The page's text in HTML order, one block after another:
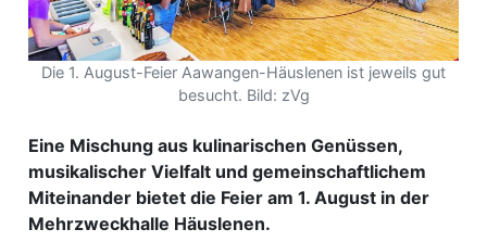
Region
Die 1. August-Feier Aawangen-Häuslenen ist jeweils gut
besucht. Bild: zVg
Eine Mischung aus kulinarischen Genüssen,
musikalischer Vielfalt und gemeinschaftlichem
Miteinander bietet die Feier am 1. August in der
Mehrzweckhalle Häuslenen.